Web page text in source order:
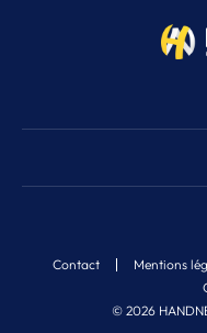
© 2026
Contact Mentions